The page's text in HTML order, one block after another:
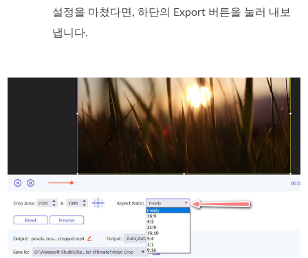
설정을 마쳤다면, 하단의 Export 버튼을 눌러 내보
냅니다.